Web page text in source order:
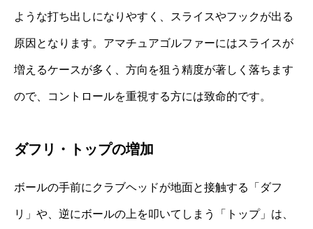
ような打ち出しになりやすく、スライスやフックが出る
原因となります。アマチュアゴルファーにはスライスが
増えるケースが多く、方向を狙う精度が著しく落ちます
ので、コントロールを重視する方には致命的です。
ダフリ・トップの増加
ボールの手前にクラブヘッドが地面と接触する「ダフ
リ」や、逆にボールの上を叩いてしまう「トップ」は、